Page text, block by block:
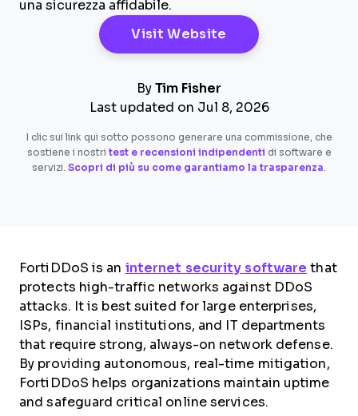
una sicurezza affidabile.
Visit Website Opens New
By Tim Fisher
Last updated on Jul 8, 2026
I clic sui link qui sotto possono generare una commissione, che
sostiene i nostri test e recensioni indipendenti di software e
servizi. Scopri di più su come garantiamo la trasparenza.
FortiDDoS is an internet security software that
protects high-traffic networks against DDoS
attacks. It is best suited for large enterprises,
ISPs, financial institutions, and IT departments
that require strong, always-on network defense.
By providing autonomous, real-time mitigation,
FortiDDoS helps organizations maintain uptime
and safeguard critical online services.